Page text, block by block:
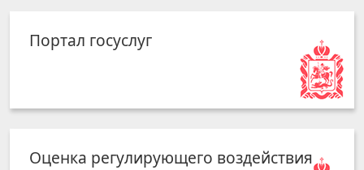
Портал госуслуг
Оценка регулирующего воздействия